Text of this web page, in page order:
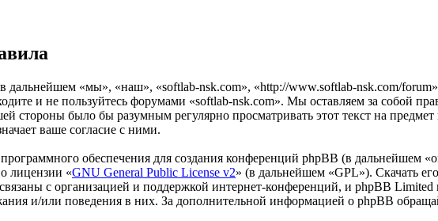
дальнейшем «мы», «наш», «softlab-nsk.com», «http://www.softlab-nsk.com/
и не пользуйтесь форумами «softlab-nsk.com». Мы оставляем за собой
стороны было бы разумным регулярно просматривать этот текст на
ваше согласие с ними.
обеспечения для создания конференций phpBB (в дальнейшем
лицензии «GNU General Public License v2» (в дальнейшем «GPL»). Скачать
с организацией и поддержкой интернет-конференций, и phpBB Limited
и/или поведения в них. За дополнительной информацией о phpBB